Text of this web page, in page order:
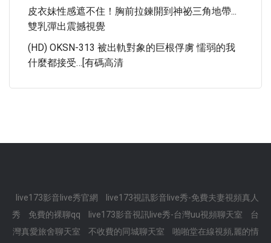
皮衣妹性感遮不住！胸前拉鍊開到神祕三角地帶...
雙乳彈出震撼視覺
(HD) OKSN-313 被出軌對象的巨根俘虜 懦弱的我
什麼都接受…[有碼高清
live173影音live秀官網
live173視訊影音live秀-免費夫妻視頻真人
秀
免費的裸聊qq live173影音視訊live秀-台灣uu視頻聊天室
台
灣真愛旅舍聊天室
不收費的同城聊天室
啪啪堂在線視頻,麗的情